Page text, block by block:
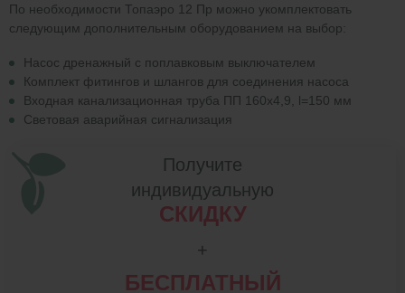
По необходимости Топаэро 12 Пр можно укомплектовать
следующим дополнительным оборудованием на выбор:
Насос дренажный с поплавковым выключателем
Комплект фитингов и шлангов для соединения насоса
Входная канализационная труба ПП 160х4,9, l=150 мм
Световая аварийная сигнализация
Получите
индивидуальную
СКИДКУ
+
БЕСПЛАТНЫЙ